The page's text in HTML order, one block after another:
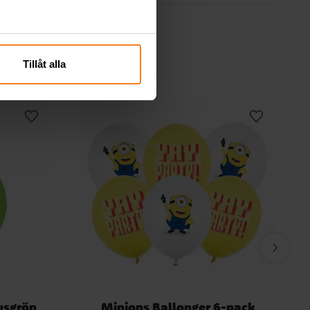
Tillåt alla
Minions Ballonger 6-pack